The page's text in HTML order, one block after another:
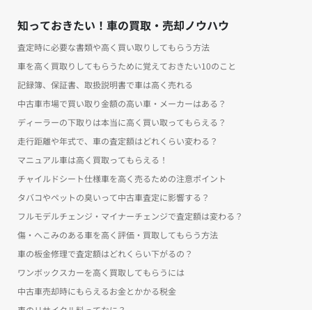
知っておきたい！車の買取・売却ノウハウ
査定時に必要な書類や高く買い取りしてもらう方法
車を高く買取りしてもらうために覚えておきたい10のこと
記録簿、保証書、取扱説明書で車は高く売れる
中古車市場で買い取り金額の高い車・メーカーはある？
ディーラーの下取りは本当に高く買い取ってもらえる？
走行距離や年式で、車の査定額はどれくらい変わる？
マニュアル車は高く買取ってもらえる！
チャイルドシート仕様車を高く売るための注意ポイント
タバコやペットの臭いって中古車査定に影響する？
フルモデルチェンジ・マイナーチェンジで査定額は変わる？
傷・へこみのある車を高く評価・買取してもらう方法
車の板金修理で査定額はどれくらい下がるの？
ワンボックスカーを高く買取してもらうには
中古車売却時にもらえるお金とかかる税金